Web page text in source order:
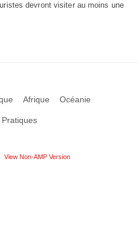
devront visiter au moins une
Afrique Océanie
View Non-AMP Version